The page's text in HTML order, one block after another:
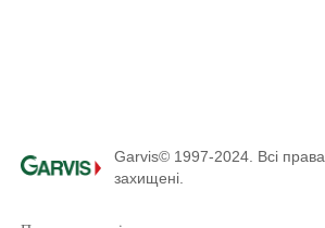
Garvis© 1997-2024. Всі права
захищені.